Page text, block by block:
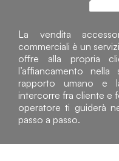
La vendita
commerciali è un
offre alla propria
l’affiancamento
rapporto umano e
intercorre fra cliente e
operatore ti guiderà
passo a passo.